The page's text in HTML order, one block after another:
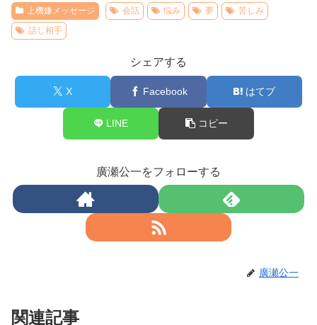
上機嫌メッセージ 会話 悩み 夢
苦しみ
話し相手
シェアする
X Facebook はてブ
LINE コピー
廣瀬公一をフォローする
廣瀬公一
関連記事